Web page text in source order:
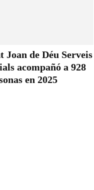
Joan de Déu Serveis
acompañó a 928
en 2025